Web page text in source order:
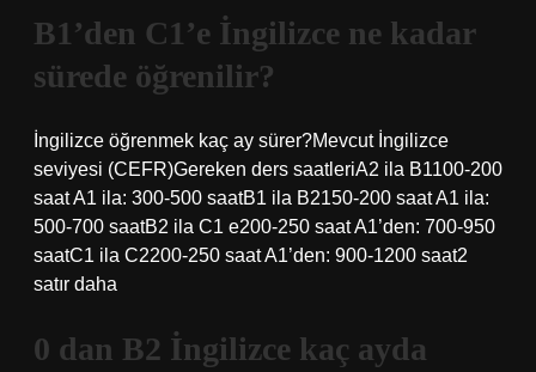
B1’den C1’e İngilizce ne kadar
sürede öğrenilir?
İngilizce öğrenmek kaç ay sürer?Mevcut İngilizce
seviyesi (CEFR)Gereken ders saatleriA2 ila B1100-200
saat A1 ila: 300-500 saatB1 ila B2150-200 saat A1 ila:
500-700 saatB2 ila C1 e200-250 saat A1’den: 700-950
saatC1 ila C2200-250 saat A1’den: 900-1200 saat2
satır daha
0 dan B2 İngilizce kaç ayda